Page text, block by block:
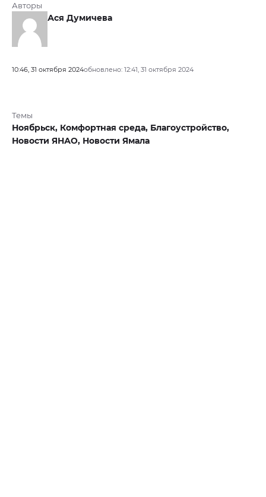
Авторы
Ася Думичева
10:46, 31 октября 2024обновлено: 12:41, 31 октября 2024
Темы
Ноябрьск, Комфортная среда, Благоустройство,
Новости ЯНАО, Новости Ямала